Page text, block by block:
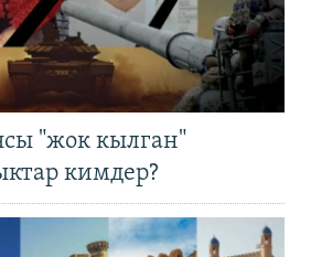
"жок кылган"
кимдер?